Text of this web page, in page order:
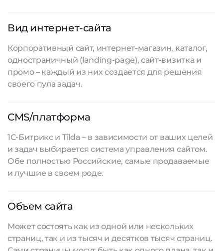
Вид интернет-сайта
Корпоративный сайт, интернет-магазин, каталог,
одностраничный (landing-page), сайт-визитка и
промо – каждый из них создается для решения
своего пула задач.
CMS/платформа
1С-Битрикс и Tilda – в зависимости от ваших целей
и задач выбирается система управления сайтом.
Обе полностью Российские, самые продаваемые
и лучшие в своем роде.
Объем сайта
Может состоять как из одной или нескольких
страниц, так и из тысяч и десятков тысяч страниц.